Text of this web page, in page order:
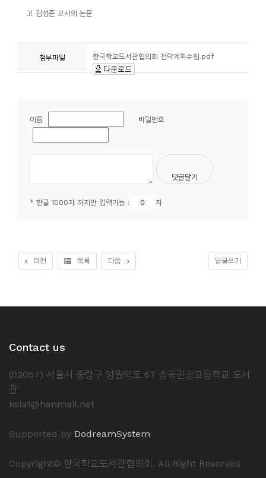
고 김성준 교사의 논문
첨부파일 한국학교도서관협의회 전략계획수립.pdf
이름 비밀번호
* 한글 1000자 까지만 입력가능 : 자
이전 목록 다음 답글쓰기
Contact us
(02057) 서울시 중랑구 양원역로 67 송곡관광고등학교 도서
관
ksla1@hanmail.net
Supported by DodreamSystem
Copyright© 한국학교도서관협의회. All Right Reserved.
리
사
및
서